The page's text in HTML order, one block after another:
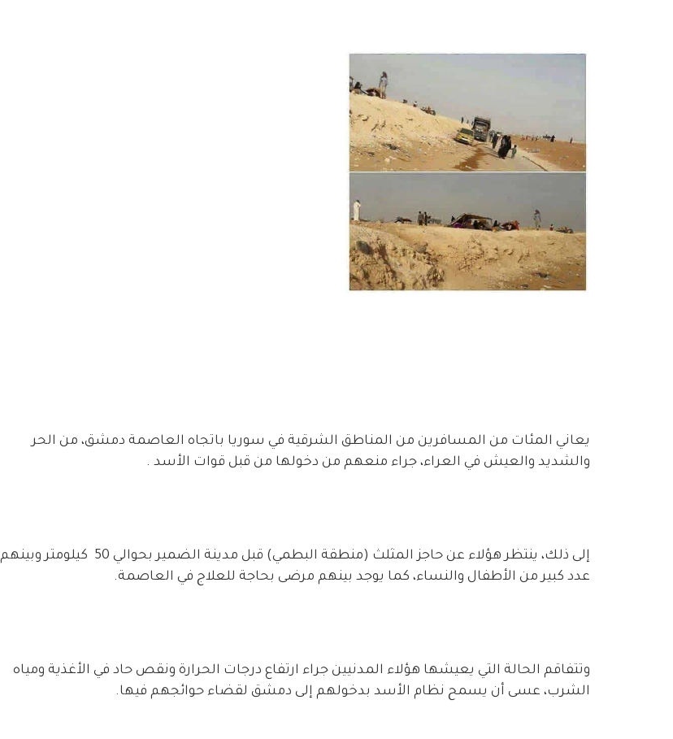
يعاني المئات من المسافرين من المناطق الشرقية في سوريا باتجاه العاصمة دمشق، من الحر
والشديد والعيش في العراء، جراء منعهم من دخولها من قبل قوات الأسد .
إلى ذلك، ينتظر هؤلاء عن حاجز المثلث (منطقة البطمي) قبل مدينة الضمير بحوالي 50 كيلومتر وبينهم
عدد كبير من الأطفال والنساء، كما يوجد بينهم مرضى بحاجة للعلاج في العاصمة.
وتتفاقم الحالة التي يعيشها هؤلاء المدنيين جراء ارتفاع درجات الحرارة ونقص حاد في الأغذية ومياه
الشرب، عسى أن يسمح نظام الأسد بدخولهم إلى دمشق لقضاء حوائجهم فيها.